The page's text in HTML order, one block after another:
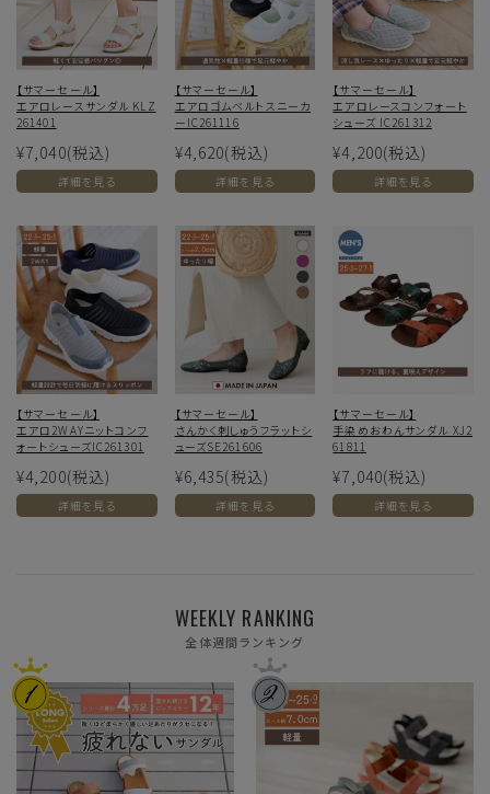
【サマーセール】
エアロレースサンダル KLZ
261401
¥7,040(税込)
詳細を見る
【サマーセール】
エアロゴムベルトスニーカ
ーIC261116
¥4,620(税込)
詳細を見る
【サマーセール】
エアロレースコンフォート
シューズ IC261312
¥4,200(税込)
詳細を見る
【サマーセール】
エアロ2WAYニットコンフ
ォートシューズIC261301
¥4,200(税込)
詳細を見る
【サマーセール】
さんかく刺しゅうフラットシ
ューズSE261606
¥6,435(税込)
詳細を見る
【サマーセール】
手染めおわんサンダル XJ2
61811
¥7,040(税込)
詳細を見る
WEEKLY RANKING
全体週間ランキング